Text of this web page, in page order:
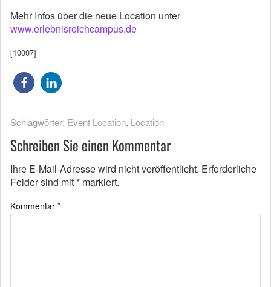
Mehr Infos über die neue Location unter
www.erlebnisreichcampus.de
[10007]
Schlagwörter: Event Location, Location
Schreiben Sie einen Kommentar
Ihre E-Mail-Adresse wird nicht veröffentlicht. Erforderliche
Felder sind mit* markiert.
Kommentar *